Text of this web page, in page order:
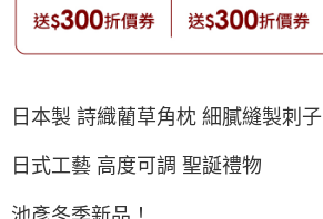
日本製 詩織藺草角枕 細膩縫製刺子
日式工藝 高度可調 聖誕禮物